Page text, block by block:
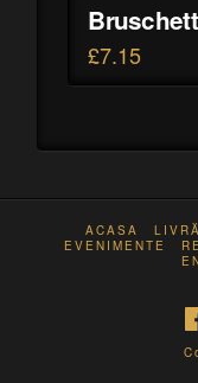
£7.15
ACASA
EVENIMENTE